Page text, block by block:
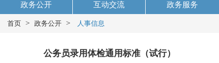
政务公开 互动交流 政务服务
首页 > 政务公开 > 人事信息
公务员录用体检通用标准（试行）